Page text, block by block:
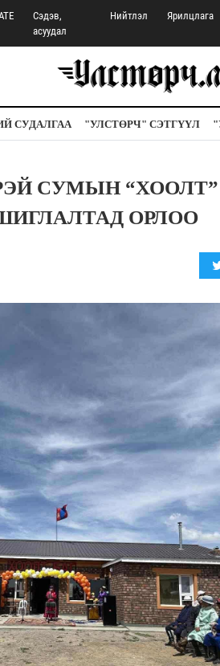
Сэдэв,
асуудал
Нийтлэл Ярилцлага
СУДАЛГАА "УЛСТӨРЧ" СЭТГҮҮЛ
СУМЫН
ОРЛОО